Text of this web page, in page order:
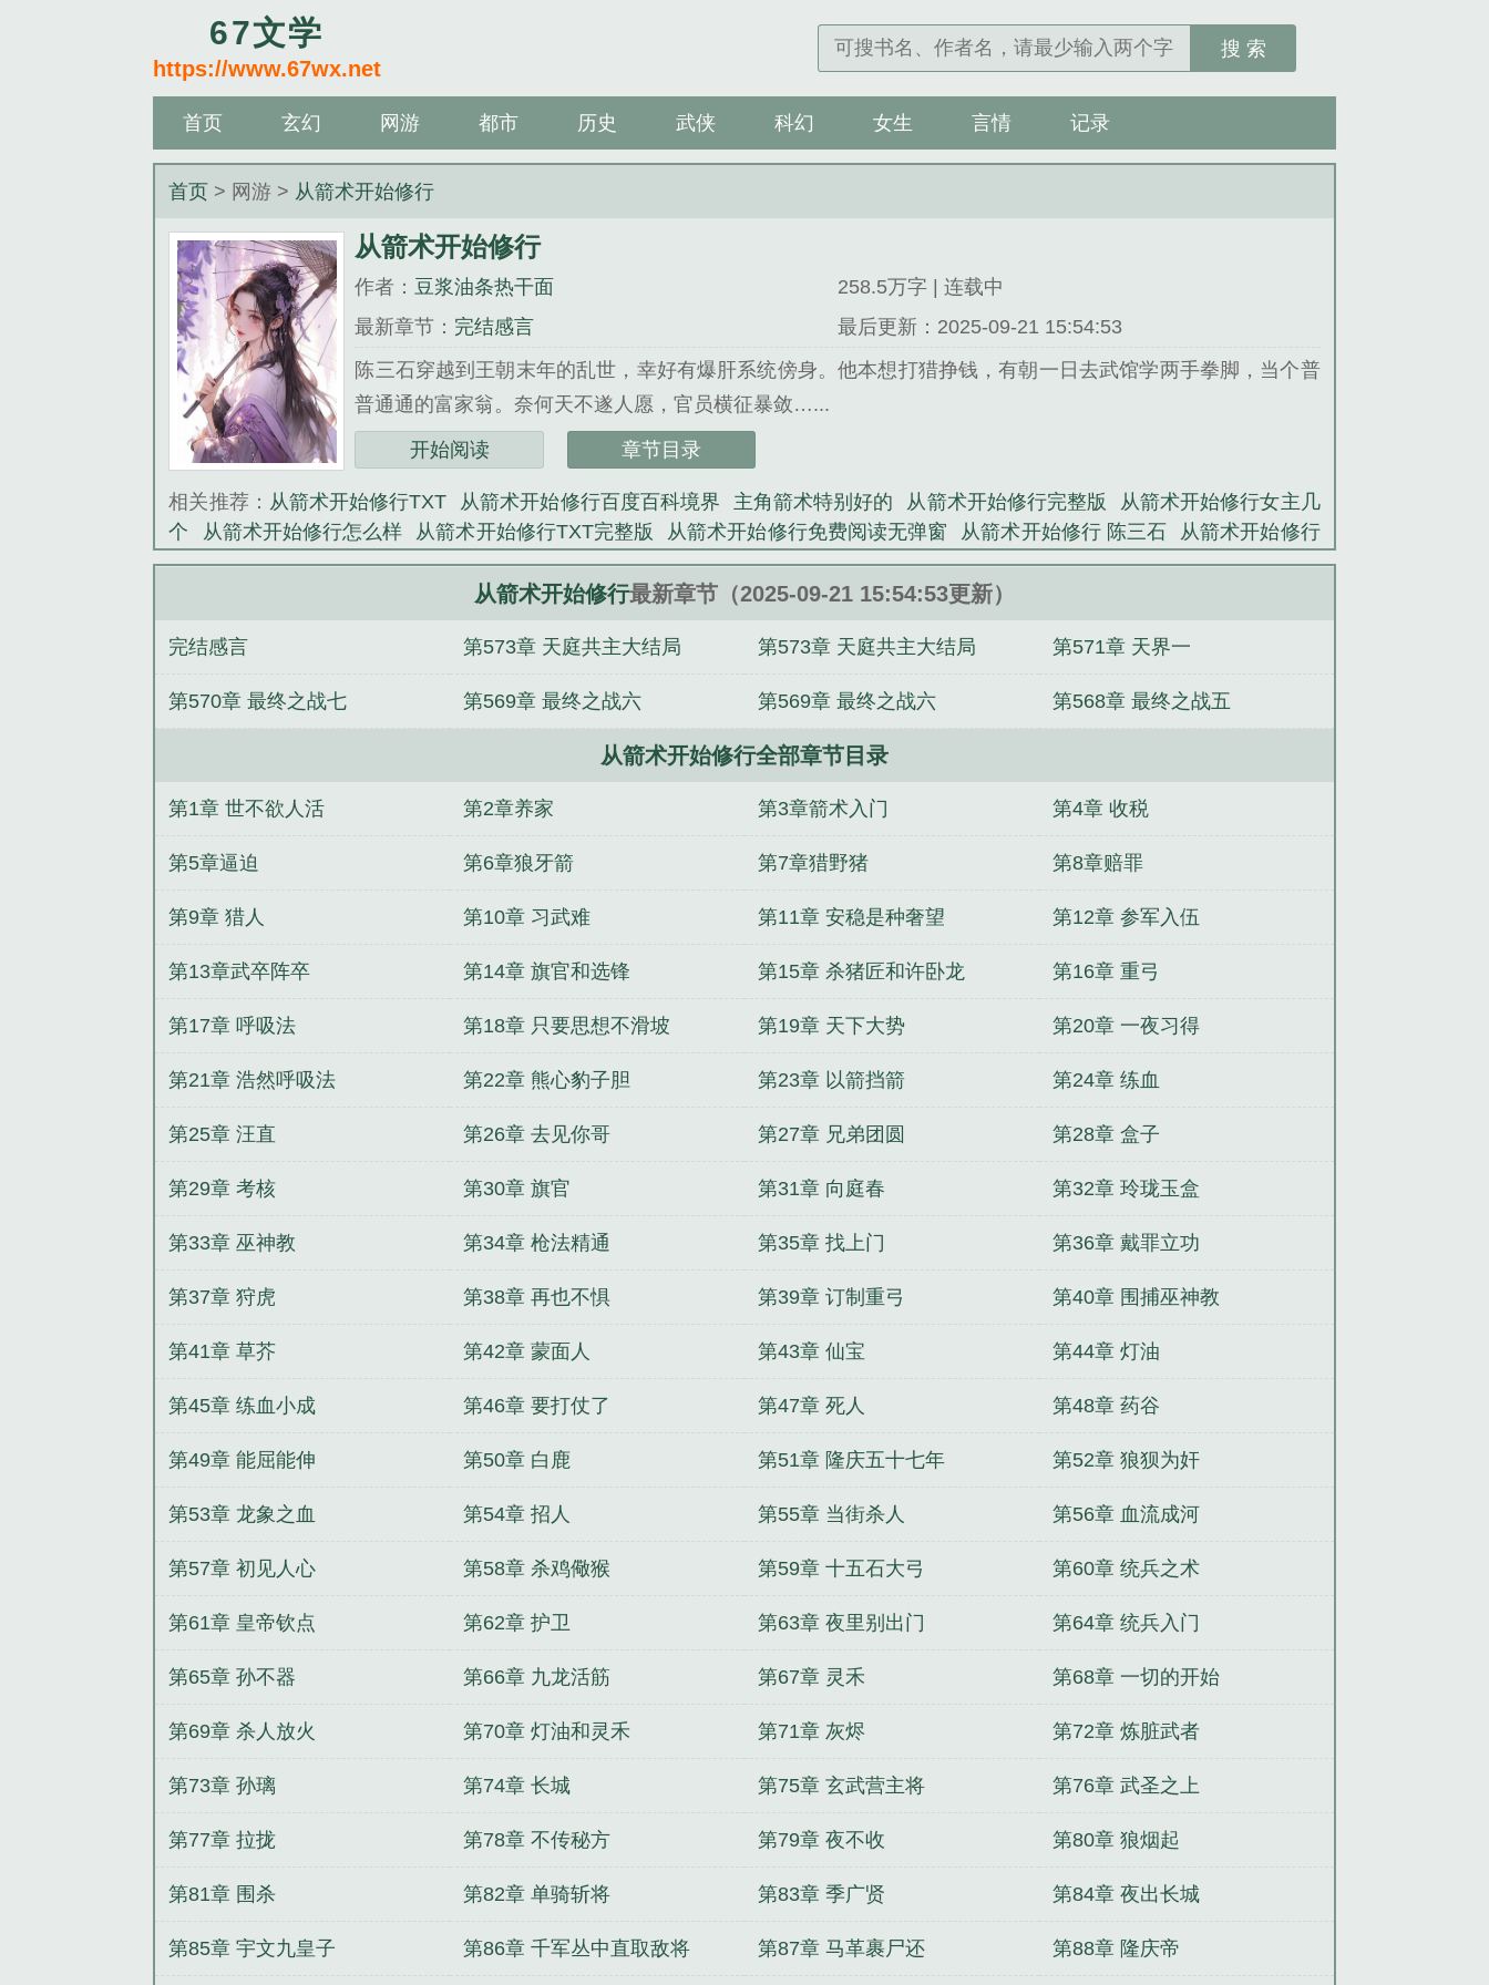
67文学
https://www.67wx.net
搜 索
首页 玄幻 网游 都市 历史 武侠 科幻 女生 言情 记录
首页 > 网游 > 从箭术开始修行
从箭术开始修行
作者： 豆浆油条热干面
258.5万字 | 连载中
最新章节： 完结感言
最后更新：2025-09-21 15:54:53
陈三石穿越到王朝末年的乱世，幸好有爆肝系统傍身。他本想打猎挣钱，有朝一日去武馆学两手拳脚，当个普
普通通的富家翁。奈何天不遂人愿，官员横征暴敛…...
《从箭术开始修行》是豆浆油条热干面精心创作的网游类小说。
开始阅读 章节目录
相关推荐： 从箭术开始修行TXT 从箭术开始修行百度百科境界 主角箭术特别好的 从箭术开始修行完整版
从箭术开始修行女主几
个
从箭术开始修行怎么样 从箭术开始修行TXT完整版 从箭术开始修行免费阅读无弹窗 从箭术开始修行 陈三石
从箭术开始修行
好看吗 从箭术开始修行笔趣阁 从箭术开始修行修为境界划分 从箭术开始修行境界划分 炼血 炼骨 炼皮 炼脏 从箭术开始修行TXT
修炼箭术的 从箭术开始修行百科 从箭术开始修行TXT精校版
科 从箭术开始修行地图 从一把剑开始杀 从箭术开始修行 百度百科 从箭术开始修行TXT八零 从箭术开始修行等级
术开始修行陈渡河
从箭术开始修行免费 从箭术开始修行 笔趣阁 从箭术开始修行无弹窗 从箭术开始修行有几个女主 从箭术开始
穿越从箭术开始修行 从剑开始 从箭术开始修行精校版
从箭术开始修行笔趣阁无错版 从箭术开始修行人物介绍
从箭术开始修行 从箭术开始修行等级划分 从箭术开始修行最新章节 从箭在弦上开始 从箭术开始修行 豆浆油条热干面
开始修行陈三石免费阅读
从箭术开始修行 起点
从箭术开始修行最新章节（2025-09-21 15:54:53更新）
完结感言 第573章 天庭共主大结局 第573章 天庭共主大结局 第571章 天界一
第570章 最终之战七 第569章 最终之战六 第569章 最终之战六 第568章 最终之战五
从箭术开始修行全部章节目录
第1章 世不欲人活 第2章养家 第3章箭术入门 第4章 收税
第5章逼迫 第6章狼牙箭 第7章猎野猪 第8章赔罪
第9章 猎人 第10章 习武难 第11章 安稳是种奢望 第12章 参军入伍
第13章武卒阵卒 第14章 旗官和选锋 第15章 杀猪匠和许卧龙 第16章 重弓
第17章 呼吸法 第18章 只要思想不滑坡 第19章 天下大势 第20章 一夜习得
第21章 浩然呼吸法 第22章 熊心豹子胆 第23章 以箭挡箭 第24章 练血
第25章 汪直 第26章 去见你哥 第27章 兄弟团圆 第28章 盒子
第29章 考核 第30章 旗官 第31章 向庭春 第32章 玲珑玉盒
第33章 巫神教 第34章 枪法精通 第35章 找上门 第36章 戴罪立功
第37章 狩虎 第38章 再也不惧 第39章 订制重弓 第40章 围捕巫神教
第41章 草芥 第42章 蒙面人 第43章 仙宝 第44章 灯油
第45章 练血小成 第46章 要打仗了 第47章 死人 第48章 药谷
第49章 能屈能伸 第50章 白鹿 第51章 隆庆五十七年 第52章 狼狈为奸
第53章 龙象之血 第54章 招人 第55章 当街杀人 第56章 血流成河
第57章 初见人心 第58章 杀鸡儆猴 第59章 十五石大弓 第60章 统兵之术
第61章 皇帝钦点 第62章 护卫 第63章 夜里别出门 第64章 统兵入门
第65章 孙不器 第66章 九龙活筋 第67章 灵禾 第68章 一切的开始
第69章 杀人放火 第70章 灯油和灵禾 第71章 灰烬 第72章 炼脏武者
第73章 孙璃 第74章 长城 第75章 玄武营主将 第76章 武圣之上
第77章 拉拢 第78章 不传秘方 第79章 夜不收 第80章 狼烟起
第81章 围杀 第82章 单骑斩将 第83章 季广贤 第84章 夜出长城
第85章 宇文九皇子 第86章 千军丛中直取敌将 第87章 马革裹尸还 第88章 隆庆帝